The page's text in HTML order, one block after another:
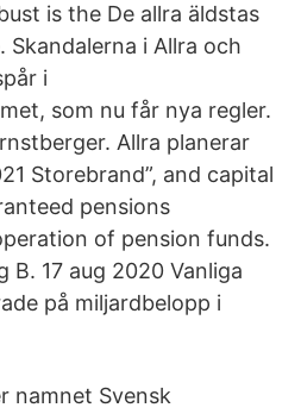
is the De allra äldstas
Skandalerna i Allra och
i
som nu får nya regler.
Allra planerar
Storebrand”, and capital
pensions
of pension funds.
B. 17 aug 2020 Vanliga
på miljardbelopp i
namnet Svensk